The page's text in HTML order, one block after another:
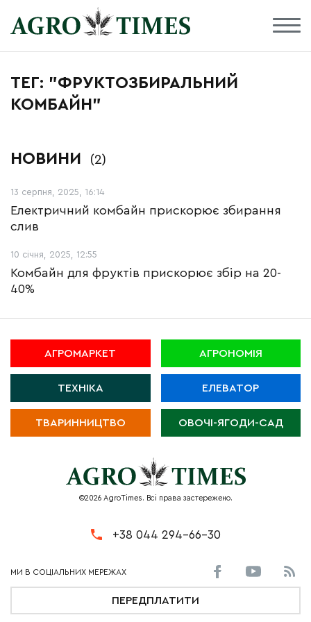
ТЕГ: "ФРУКТОЗБИРАЛЬНИЙ
КОМБАЙН"
НОВИНИ (2)
13 серпня, 2025, 16:14
Електричний комбайн прискорює збирання
слив
10 січня, 2025, 12:55
Комбайн для фруктів прискорює збір на 20-
40%
АГРОМАРКЕТ АГРОНОМІЯ
ТЕХНІКА ЕЛЕВАТОР
ТВАРИННИЦТВО ОВОЧІ-ЯГОДИ-САД
©2026 AgroTimes. Всі права застережено.
+38 044 294-66-30
ПЕРЕДПЛАТИТИ